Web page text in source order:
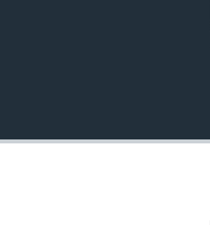
ကျော်